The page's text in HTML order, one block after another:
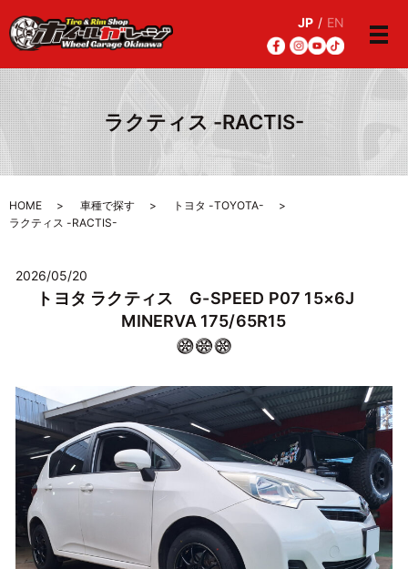
JP / EN
メ
ラクティス -RACTIS-
HOME 車種で探す
トヨタ -TOYOTA-
ラクティス -RACTIS-
2026/05/20
トヨタ ラクティス G-SPEED P07 15×6J
MINERVA 175/65R15